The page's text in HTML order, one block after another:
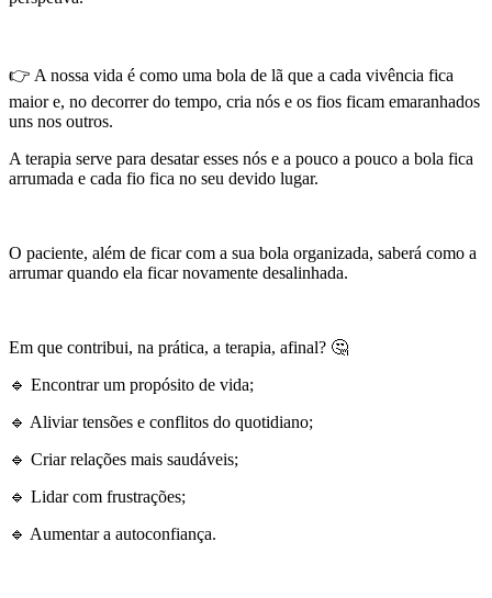
👉 A nossa vida é como uma bola de lã que a cada vivência fica
maior e, no decorrer do tempo, cria nós e os fios ficam emaranhados
uns nos outros.
A terapia serve para desatar esses nós e a pouco a pouco a bola fica
arrumada e cada fio fica no seu devido lugar.
O paciente, além de ficar com a sua bola organizada, saberá como a
arrumar quando ela ficar novamente desalinhada.
Em que contribui, na prática, a terapia, afinal? 🤔
🔹 Encontrar um propósito de vida;
🔹 Aliviar tensões e conflitos do quotidiano;
🔹 Criar relações mais saudáveis;
🔹 Lidar com frustrações;
🔹 Aumentar a autoconfiança.